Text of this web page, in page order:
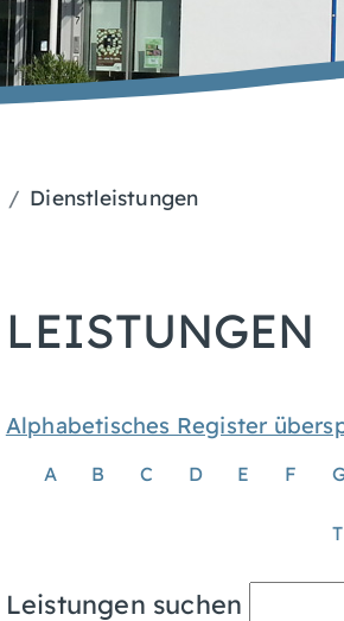
Dienstleistungen
LEISTUNGEN
Alphabetisches Register
A B C D E F
T
Leistungen suchen